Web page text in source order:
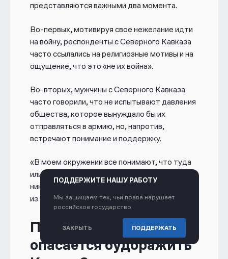
представляются важными два момента.
Во-первых, мотивируя свое нежелание идти
на войну, респонденты с Северного Кавказа
часто ссылались на религиозные мотивы и на
ощущение, что это «не их война».
Во-вторых, мужчины с Северного Кавказа
часто говорили, что не испытывают давления
общества, которое вынуждало бы их
отправляться в армию, но, напротив,
встречают понимание и поддержку.
«В моем окружении все понимают, что туда
или за бабки идут, или вынужденно, и нет
никакой правды в этой войне»
из них
Причины: Москва
опасается будоражить
ПОДДЕРЖИТЕ НАШУ РАБОТУ
Мы защищаем тех, чьи права нарушает
российское государство
ЗАКРЫТЬ ПОДДЕРЖАТЬ